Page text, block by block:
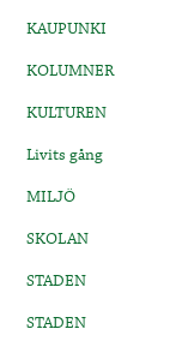
KAUPUNKI
KOLUMNER
KULTUREN
Livits gång
MILJÖ
SKOLAN
STADEN
STADEN